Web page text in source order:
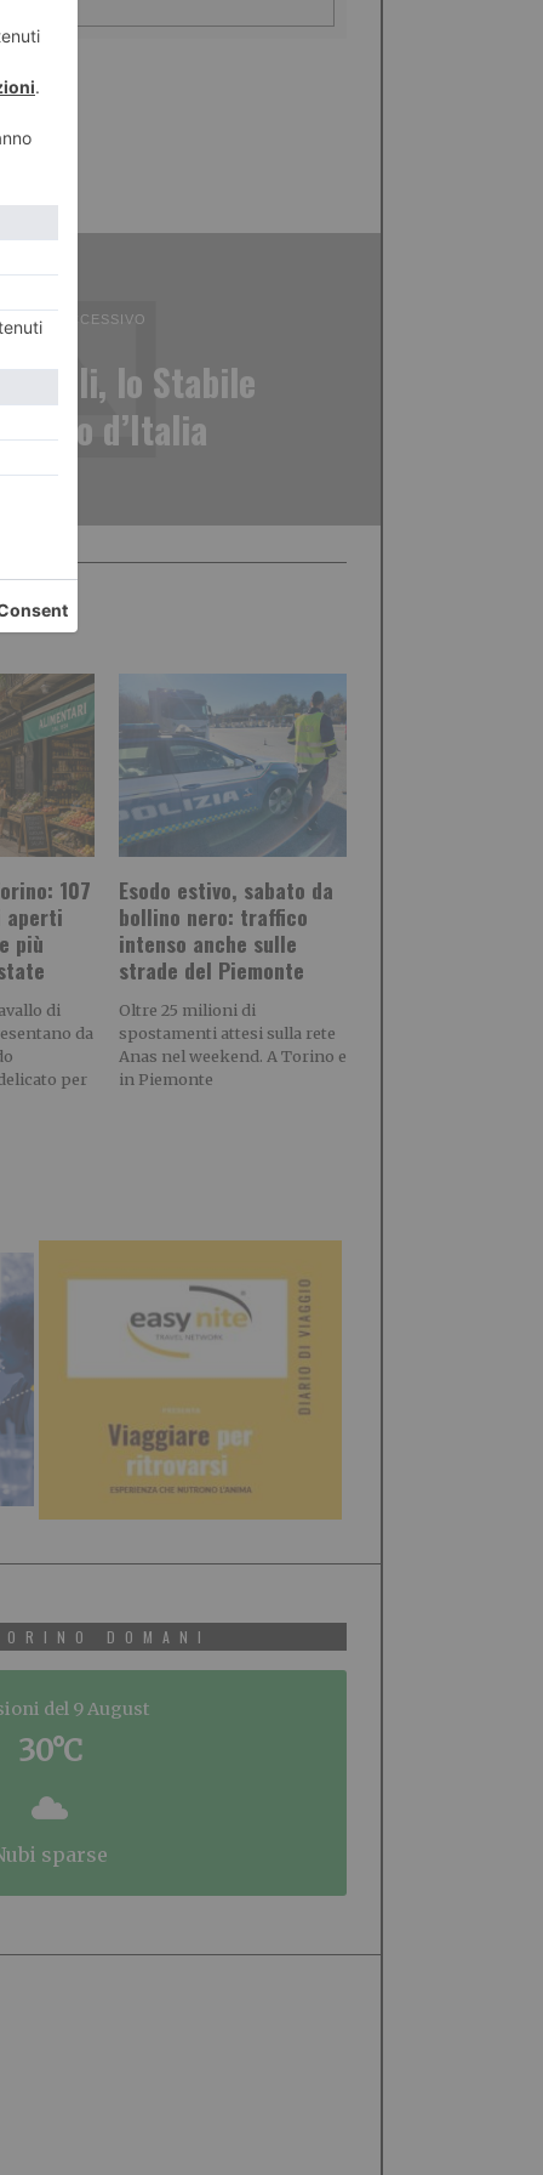
SUCCESSIVO
lo Stabile
d’Italia
107
aperti
più
di
da
per
Esodo estivo, sabato da
bollino nero: traffico
intenso anche sulle
strade del Piemonte
Oltre 25 milioni di
spostamenti attesi sulla rete
Anas nel weekend. A Torino e
in Piemonte
DOMANI
del 9 August
30°C
nubi sparse